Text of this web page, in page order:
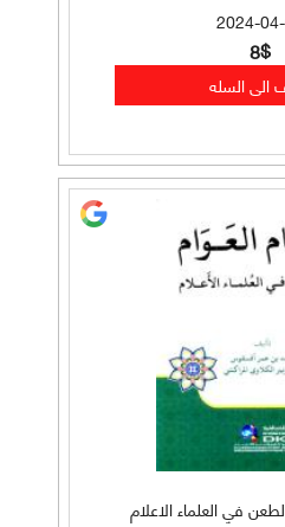
2024-
8$
في العلماء الاعلام